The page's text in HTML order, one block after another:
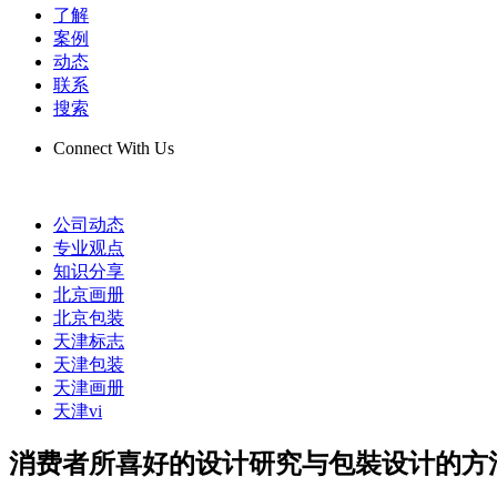
了解
案例
动态
联系
搜索
Connect With Us
公司动态
专业观点
知识分享
北京画册
北京包装
天津标志
天津包装
天津画册
天津vi
消费者所喜好的设计研究与包裝设计的方